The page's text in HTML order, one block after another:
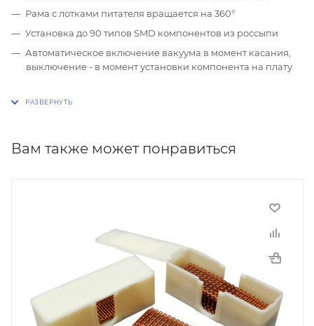
Рама с лотками питателя вращается на 360°
Установка до 90 типов SMD компонентов из россыпи
Автоматическое включение вакуума в момент касания,
выключение - в момент установки компонента на плату
Вам также может понравиться